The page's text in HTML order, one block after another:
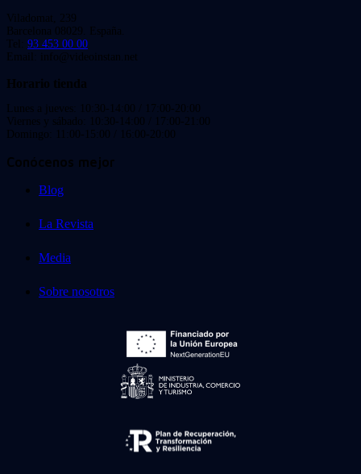
Viladomat, 239
Barcelona 08029. España.
Tel: 93 453 00 00
Email: info@videoinstan.net
Horario tienda
Lunes a jueves: 10:30-14:00 / 17:00-20:00
Viernes y sábado: 10:30-14:00 / 17:00-21:00
Domingo: 11:00-15:00 / 16:00-20:00
Conócenos mejor
Blog
La Revista
Media
Sobre nosotros